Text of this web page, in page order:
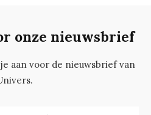
onze nieuwsbrief
aan voor de nieuwsbrief van